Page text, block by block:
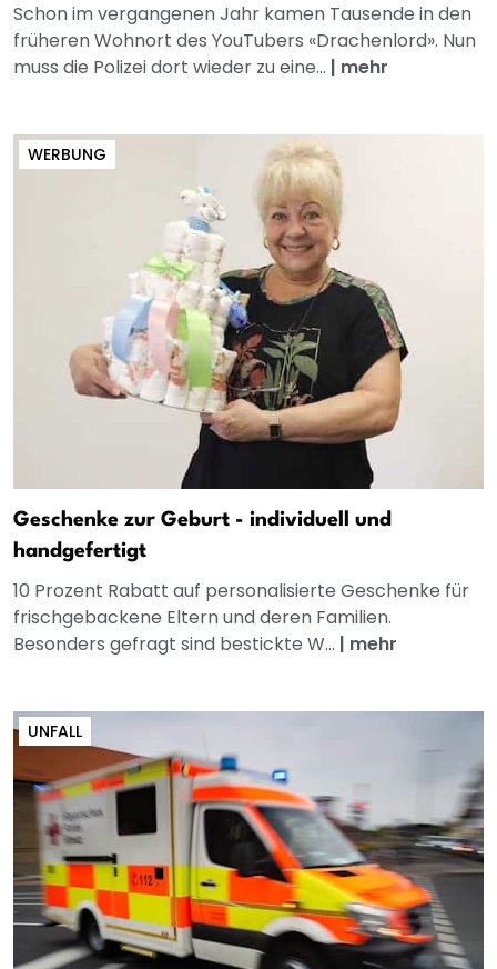
Schon im vergangenen Jahr kamen Tausende in den
früheren Wohnort des YouTubers «Drachenlord». Nun
muss die Polizei dort wieder zu eine... | mehr
WERBUNG
Geschenke zur Geburt - individuell und
handgefertigt
10 Prozent Rabatt auf personalisierte Geschenke für
frischgebackene Eltern und deren Familien.
Besonders gefragt sind bestickte W... | mehr
UNFALL